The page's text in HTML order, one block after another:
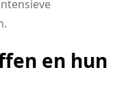
en hun